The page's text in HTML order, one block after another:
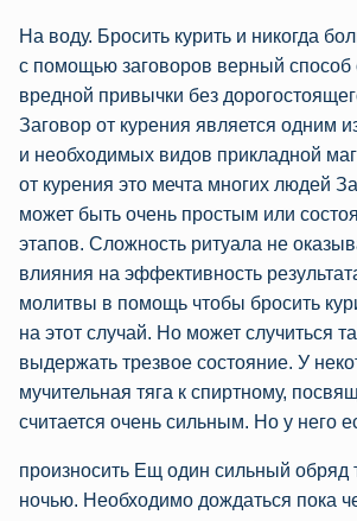
На воду. Бросить курить и никогда
с помощью заговоров верный способ
вредной привычки без
Заговор от курения является одним
и необходимых видов прикладной
от курения это мечта многих людей
может быть очень простым или
этапов. Сложность ритуала не
влияния на эффективность
молитвы в помощь чтобы бросить
на этот случай. Но может случиться
выдержать трезвое состояние. У
мучительная тяга к спиртному,
считается очень сильным. Но у него
произносить Ещ один сильный обряд
ночью. Необходимо дождаться пока